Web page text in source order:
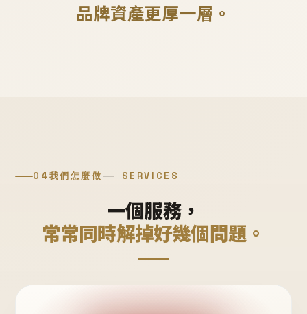
品牌資產更厚一層。
04我們怎麼做 SERVICES
一個服務，
常常同時解掉好幾個問題。